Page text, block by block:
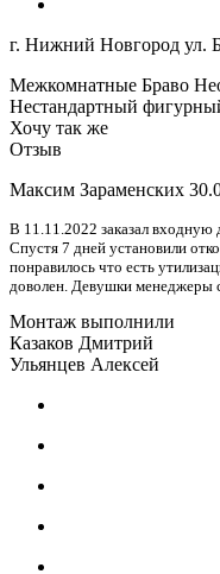
г. Нижний Новгород ул.
Межкомнатные Браво
Нестандартный
Хочу так же
Отзыв
Максим Зараменских
В 11.11.2022 заказал входную
Спустя 7 дней установили
понравилось что есть
доволен. Девушки менеджеры
Монтаж выполнили
Казаков Дмитрий
Ульянцев Алексей